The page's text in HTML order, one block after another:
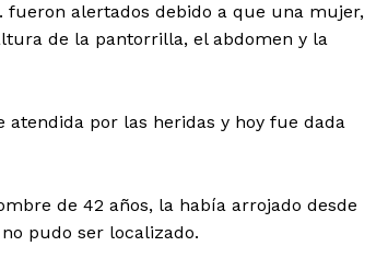
alertados debido a que una mujer,
de la pantorrilla, el abdomen y la
por las heridas y hoy fue dada
de 42 años, la había arrojado desde
pudo ser localizado.